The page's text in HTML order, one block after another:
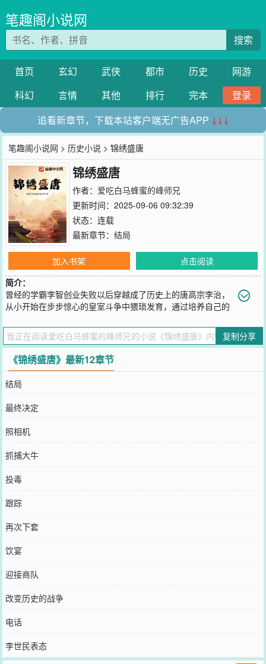
笔趣阁小说网
搜索
首页 玄幻 武侠 都市 历史
网游
科幻
言情 其他 排行 完本
登录
追看新章节，下载本站客户端无广告APP ↓↓↓
笔趣阁小说网 > 历史小说 > 锦绣盛唐
锦绣盛唐
作者： 爱吃白马蜂蜜的峰师兄
更新时间：2025-09-06 09:32:39
状态：连载
最新章节： 结局
加入书架
点击阅读
简介：
曾经的学霸李智创业失败以后穿越成了历史上的唐高宗李治，
从小开始在步步惊心的皇室斗争中猥琐发育，通过培养自己的
终得到了李世民的认可成功继位
您要是觉得《锦绣盛唐》还不错的话请不要忘记向您QQ群和微博微信
里的朋友推荐哦！
复制分享
《锦绣盛唐》最新12章节
结局
最终决定
照相机
抓捕大牛
投毒
跟踪
再次下套
饮宴
迎接商队
改变历史的战争
电话
李世民表态